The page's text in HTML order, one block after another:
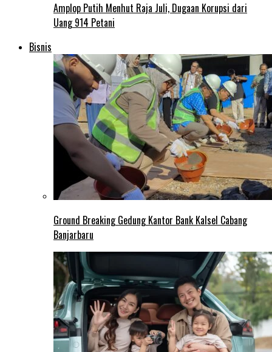
Amplop Putih Menhut Raja Juli, Dugaan Korupsi dari
Uang 914 Petani
Bisnis
Ground Breaking Gedung Kantor Bank Kalsel Cabang
Banjarbaru